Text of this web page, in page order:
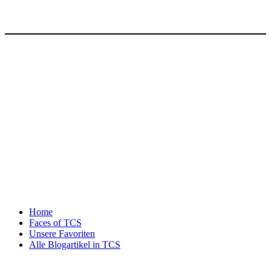
Home
Faces of TCS
Unsere Favoriten
Alle Blogartikel in TCS